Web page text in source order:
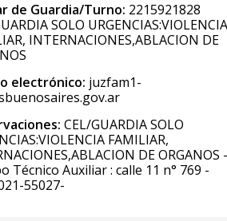
de Guardia/Turno: 2215921828
SOLO URGENCIAS:VIOLENCIA
INTERNACIONES,ABLACION DE
electrónico: juzfam1-
CEL/GUARDIA SOLO
FAMILIAR,
DE ORGANOS -
Técnico Auxiliar : calle 11 n° 769 -
55027-